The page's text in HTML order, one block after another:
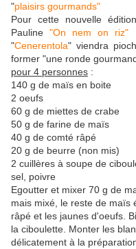
"plaisirs gourmands"
Pour cette nouvelle
Pauline "On nem on riz"
"Cenerentola" viendra
former "une ronde
pour 4 personnes :
140 g de maïs en boite
2 oeufs
60 g de miettes de crabe
50 g de farine de maïs
40 g de comté râpé
20 g de beurre (non mis)
2 cuillères à soupe de
sel, poivre
Egoutter et mixer 70 g de
mais mixé, le reste de maïs
râpé et les jaunes d'oeufs.
la ciboulette. Monter les
délicatement à la